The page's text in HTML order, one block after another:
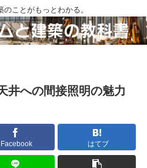
のことがもっとわかる。
井への間接照明の魅力
Facebook はてブ